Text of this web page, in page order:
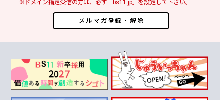
メルマガ登録・解除
※ドメイン指定受信の方は、必ず「bs11.jp」を設定して下さい。